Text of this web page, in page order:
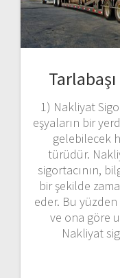
1) Nakliyat
eşyaların bir
gelebilecek
türüdür.
sigortacının,
bir şekilde
eder. Bu
ve ona göre
Nakliyat